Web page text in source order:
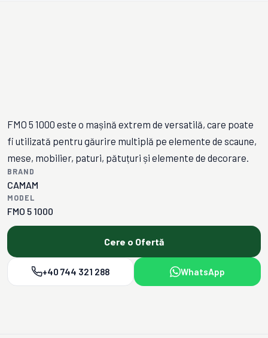
FMO 5 1000 este o mașină extrem de versatilă, care poate
fi utilizată pentru găurire multiplă pe elemente de scaune,
mese, mobilier, paturi, pătuțuri și elemente de decorare.
BRAND
CAMAM
MODEL
FMO 5 1000
Cere o Ofertă
+40 744 321 288 WhatsApp